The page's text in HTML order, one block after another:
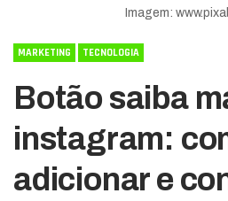
Imagem:
MARKETING TECNOLOGIA
Botão saiba
instagram:
adicionar e